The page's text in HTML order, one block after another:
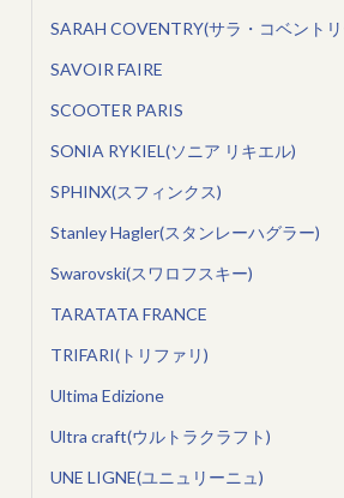
SARAH COVENTRY(サラ・コベント
SAVOIR FAIRE
SCOOTER PARIS
SONIA RYKIEL(ソニア リキエル)
SPHINX(スフィンクス)
Stanley Hagler(スタンレーハグラー)
Swarovski(スワロフスキー)
TARATATA FRANCE
TRIFARI(トリファリ)
Ultima Edizione
Ultra craft(ウルトラクラフト)
UNE LIGNE(ユニュリーニュ)